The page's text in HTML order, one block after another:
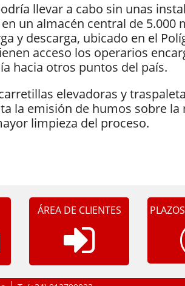
llevar a cabo sin unas
un almacén central de 5.000
y descarga, ubicado en el
acceso los operarios
hacia otros puntos del país.
elevadoras y
la emisión de humos sobre la
limpieza del proceso.
ÁREA DE CLIENTES